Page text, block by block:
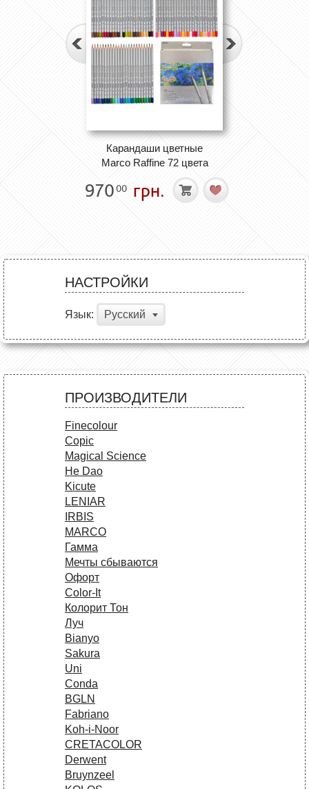
Карандаши цветные
Marco Raffine 72 цвета
97000 грн.
НАСТРОЙКИ
Язык: Русский
ПРОИЗВОДИТЕЛИ
Finecolour
Copic
Magical Science
He Dao
Kicute
LENIAR
IRBIS
MARCO
Гамма
Мечты сбываются
Офорт
Сolor-It
Колорит Тон
Луч
Bianyo
Sakura
Uni
Conda
BGLN
Fabriano
Koh-i-Noor
CRETACOLOR
Derwent
Bruynzeel